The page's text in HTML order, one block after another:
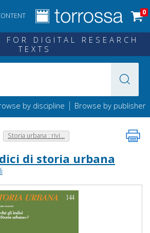
0
FOR DIGITAL RESEARCH
TEXTS
by discipline | Browse by publisher
Storia urbana : rivi...
di storia urbana